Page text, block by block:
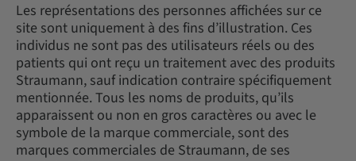
Les représentations des personnes affichées sur ce
site sont uniquement à des fins d’illustration. Ces
individus ne sont pas des utilisateurs réels ou des
patients qui ont reçu un traitement avec des produits
Straumann, sauf indication contraire spécifiquement
mentionnée. Tous les noms de produits, qu’ils
apparaissent ou non en gros caractères ou avec le
symbole de la marque commerciale, sont des
marques commerciales de Straumann, de ses